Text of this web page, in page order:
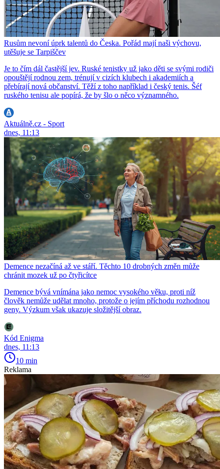
Rusům nevoní úprk talentů do Česka. Pořád mají naši výchovu,
utěšuje se Tarpiščev
Je to čím dál častější jev. Ruské tenistky už jako děti se svými rodiči
opouštějí rodnou zem, trénují v cizích klubech i akademiích a
přebírají nová občanství. Těží z toho například i český tenis. Šéf
ruského tenisu ale popírá, že by šlo o něco významného.
Aktuálně.cz - Sport
dnes, 11:13
Demence nezačíná až ve stáří. Těchto 10 drobných změn může
chránit mozek už po čtyřicítce
Demence bývá vnímána jako nemoc vysokého věku, proti níž
člověk nemůže udělat mnoho, protože o jejím příchodu rozhodnou
geny. Výzkum však ukazuje složitější obraz.
Kód Enigma
dnes, 11:13
10 min
Reklama